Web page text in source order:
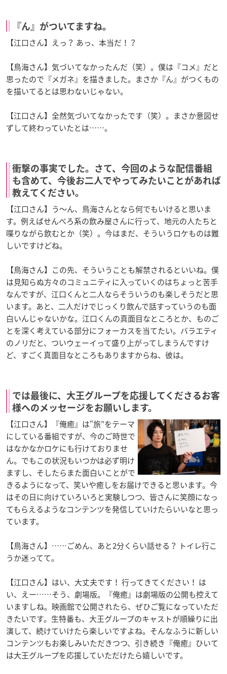
『ん』がついてますね。
【江口さん】えっ？ あっ、本当だ！？
【鳥海さん】気づいてなかったんだ（笑）。僕は『コメ』だと
思ったので『メガネ』を描きました。まさか『ん』がつくもの
を描いてるとは思わないじゃない。
【江口さん】全然気づいてなかったです（笑）。まさか意図せ
ずして終わっていたとは……。
衝撃の事実でした。さて、今回のような配信番組
も含めて、今後お二人でやってみたいことがあれば
教えてください。
【江口さん】う〜ん、鳥海さんとなら何でもいけると思いま
す。例えばせんべろ系の飲み屋さんに行って、地元の人たちと
喋りながら飲むとか（笑）。今はまだ、そういうロケものは難
しいですけどね。
【鳥海さん】この先、そういうことも解禁されるといいね。僕
は見知らぬ方々のコミュニティに入っていくのはちょっと苦手
なんですが、江口くんと二人ならそういうのも楽しそうだと思
います。あと、二人だけでじっくり飲んで話すっていうのも面
白いんじゃないかな。江口くんの真面目なところとか、ものご
とを深く考えている部分にフォーカスを当てたい。バラエティ
のノリだと、ついウェーイって盛り上がってしまうんですけ
ど、すごく真面目なところもありますからね、彼は。
では最後に、大王グループを応援してくださるお客
様へのメッセージをお願いします。
【江口さん】『俺癒』は“旅”をテーマ
にしている番組ですが、今のご時世で
はなかなかロケにも行けておりませ
ん。でもこの状況もいつかは必ず明け
ますし、そしたらまた面白いことがで
きるようになって、笑いや癒しをお届けできると思います。今
はその日に向けていろいろと実験しつつ、皆さんに笑顔になっ
てもらえるようなコンテンツを発信していけたらいいなと思っ
ています。
【鳥海さん】……ごめん、あと2分くらい話せる？ トイレ行こ
うか迷ってて。
【江口さん】はい、大丈夫です！ 行ってきてください！ は
い、えー……そう、劇場版。『俺癒』は劇場版の公開も控えて
いますしね。映画館で公開されたら、ぜひご覧になっていただ
きたいです。生特番も、大王グループのキャストが順繰りに出
演して、続けていけたら楽しいですよね。そんなふうに新しい
コンテンツもお楽しみいただきつつ、引き続き『俺癒』ひいて
は大王グループを応援していただけたら嬉しいです。